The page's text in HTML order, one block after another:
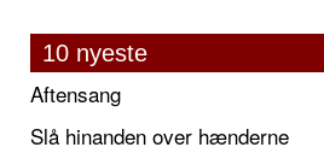
10 nyeste
Aftensang
Slå hinanden over hænderne